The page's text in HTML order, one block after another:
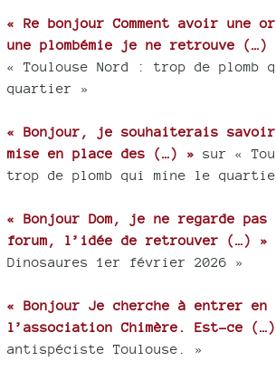
« Re bonjour Comment avoir une
une plombémie je ne retrouve (…)
« Toulouse Nord : trop de plomb
quartier »
« Bonjour, je souhaiterais
mise en place des (…) » sur «
trop de plomb qui mine le
« Bonjour Dom, je ne regarde pas
forum, l’idée de retrouver (…) »
Dinosaures 1er février 2026 »
« Bonjour Je cherche à entrer en
l’association Chimère. Est-ce
antispéciste Toulouse. »